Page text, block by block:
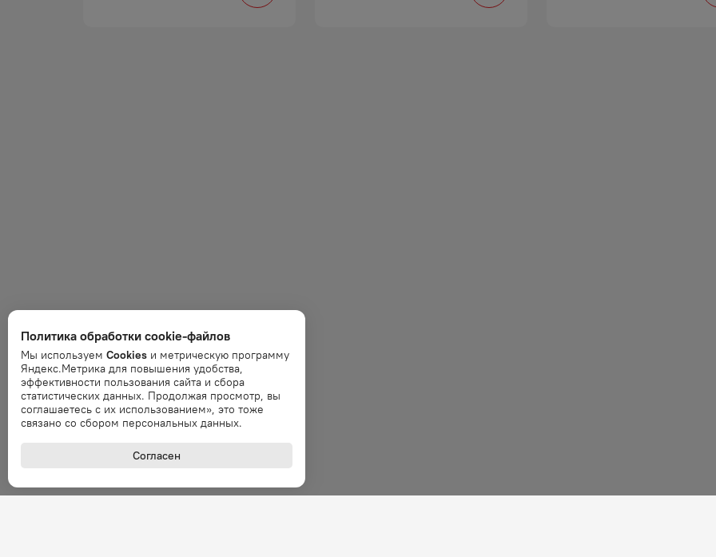
Политика обработки cookie-файлов
Мы используем Cookies и метрическую программу
Яндекс.Метрика для повышения удобства,
эффективности пользования сайта и сбора
статистических данных. Продолжая просмотр, вы
соглашаетесь с их использованием», это тоже
связано со сбором персональных данных.
Согласен